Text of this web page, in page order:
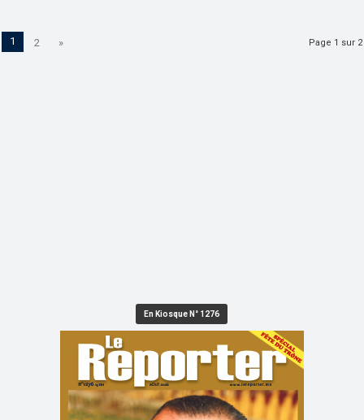
Page 1 sur 2
1 2 »
En Kiosque N° 1276